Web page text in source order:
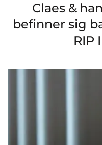
Claes &
befinner sig
RIP